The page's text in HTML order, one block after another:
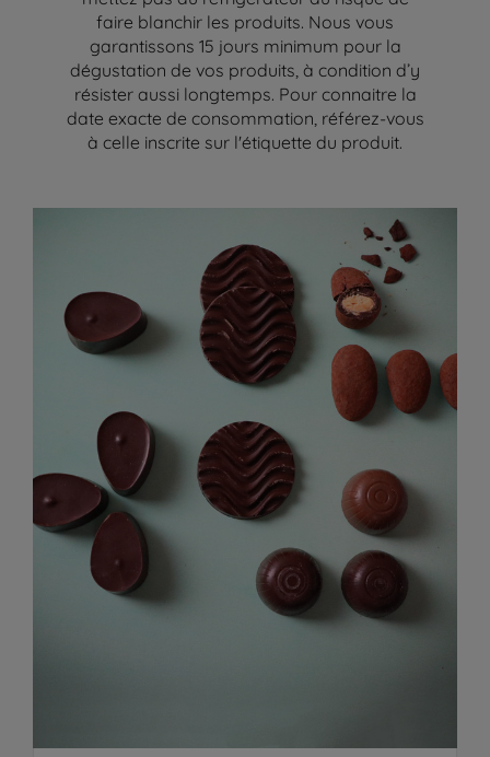
faire blanchir les produits. Nous vous
garantissons 15 jours minimum pour la
dégustation de vos produits, à condition d’y
résister aussi longtemps. Pour connaitre la
date exacte de consommation, référez-vous
à celle inscrite sur l'étiquette du produit.